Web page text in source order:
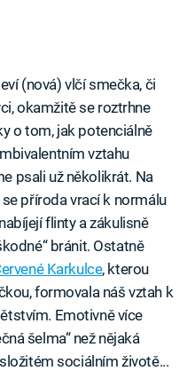
(nová) vlčí smečka, či
okamžitě se roztrhne
o tom, jak potenciálně
vztahu
psali už několikrát. Na
příroda vrací k normálu
flinty a zákulisně
bránit. Ostatně
Karkulce, kterou
formovala náš vztah k
Emotivně více
šelma“ než nějaká
sociálním životě...